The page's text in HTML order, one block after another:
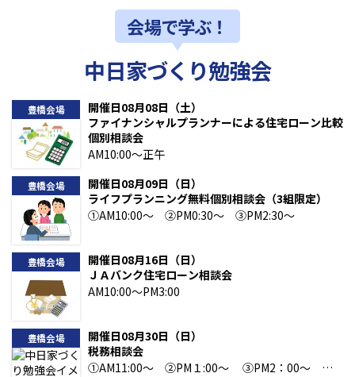
会場で学ぶ！
中日家づくり勉強会
豊橋会場
開催日08月08日（土）
ファイナンシャルプランナーによる住宅ローン比較
個別相談会
AM10:00～正午
豊橋会場
開催日08月09日（日）
ライフプランニング無料個別相談会（3組限定）
①AM10:00～ ②PM0:30～ ③PM2:30～
豊橋会場
開催日08月16日（日）
ＪＡバンク住宅ローン相談会
AM10:00～PM3:00
豊橋会場
開催日08月30日（日）
税務相談会
①AM11:00～ ②PM１:00～ ③PM2：00～